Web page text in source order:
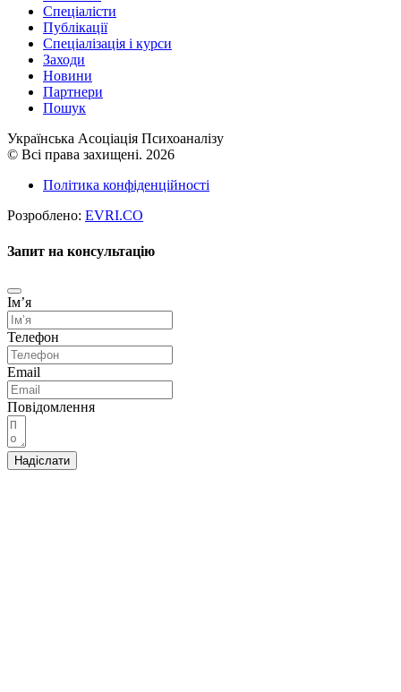
Спеціалісти
Публікації
Cпеціалізація і курси
Заходи
Новини
Партнери
Пошук
Українська Асоціація Психоаналізу
© Всі права захищені. 2026
Політика конфіденційності
Розроблено: EVRI.CO
Запит на консультацію
Імʼя
Телефон
Email
Повідомлення
Надіслати